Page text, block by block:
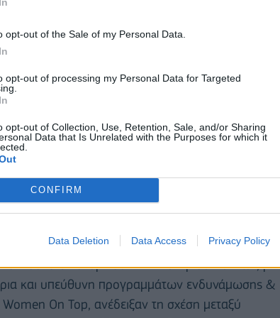
opt-out of the Sale of my Personal Data.
opt-out of processing my Personal Data for Targeted
opt-out of Collection, Use, Retention, Sale, and/or Sharing
Data that Is Unrelated with the Purposes for which it
CONFIRM
Data Deletion Data Access Privacy Policy
ξεδιπλώνοντας τις δικές τους ιστορίες
σε ΑμεΑ, δίνοντας έτσι τη δυνατότητα σε
διερμηνεία στη νοηματική γλώσσα
όσων ατόμων παρευρέθηκαν, δημιουργώντας
Vice President της Mastercard στον τομέα του
η οποία μοιράστηκε την πορεία της,
κλήθηκε να αναλάβει σαν εργαζόμενη γυναίκα.
, ιδρύτρια του Fashion Revolution Greece
Μόδας Οικονομικού Πανεπιστημίου Αθηνών, με
και υπεύθυνη προγραμμάτων ενδυνάμωσης &
On Top, ανέδειξαν τη σχέση μεταξύ